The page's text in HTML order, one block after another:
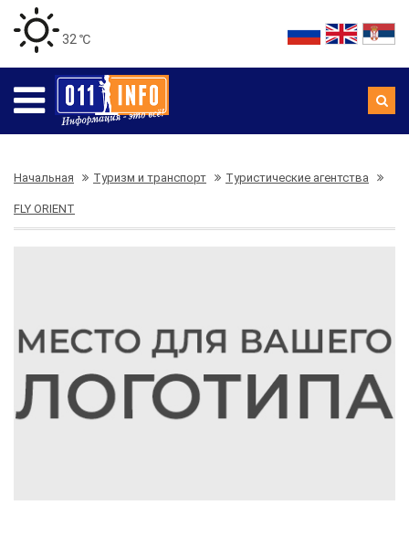
32 ℃
Начальная Туризм и транспорт Туристические агентства
FLY ORIENT